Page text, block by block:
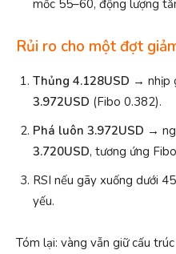
mốc 55–60, động lượng
Rủi ro cho một đợt
Thủng 4.128USD → nhịp
3.972USD (Fibo 0.382).
Phá luôn 3.972USD →
3.720USD, tương ứng
RSI nếu gãy xuống dưới
yếu.
Tóm lại: vàng vẫn giữ cấu